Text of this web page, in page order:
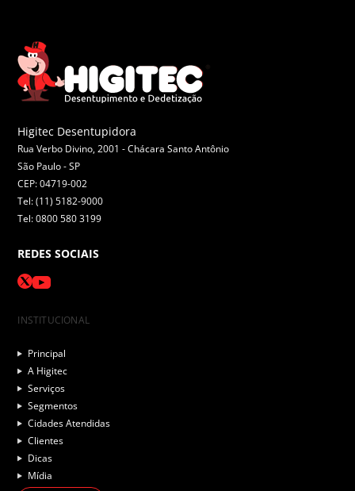
Higitec Desentupidora
Rua Verbo Divino, 2001 - Chácara Santo Antônio
São Paulo -SP
CEP: 04719-002
Tel: (11) 5182-9000
Tel: 0800 580 3199
REDES SOCIAIS
INSTITUCIONAL
Principal
A Higitec
Serviços
Segmentos
Cidades Atendidas
Clientes
Dicas
Mídia